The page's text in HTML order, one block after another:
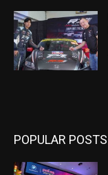
POPULAR POSTS